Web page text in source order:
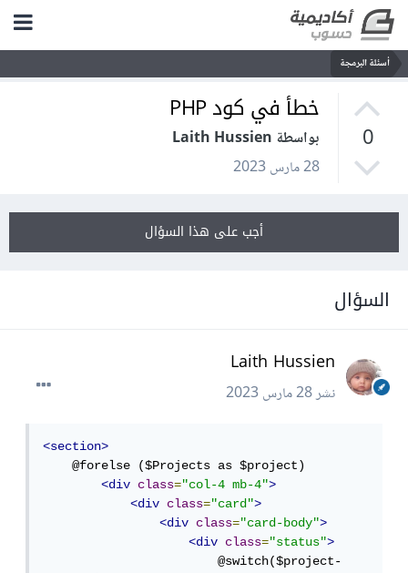
أسئلة البرمجة
0
خطأ في كود PHP
بواسطة Laith Hussien
28 مارس 2023
أجب على هذا السؤال
السؤال
Laith Hussien
نشر28 مارس 2023
<section>
    @forelse ($Projects as $project)
<div
class="col-4 mb-4">
<div
class="card">
<div
class="card-body">
<div
class="status">
                        @switch($project-